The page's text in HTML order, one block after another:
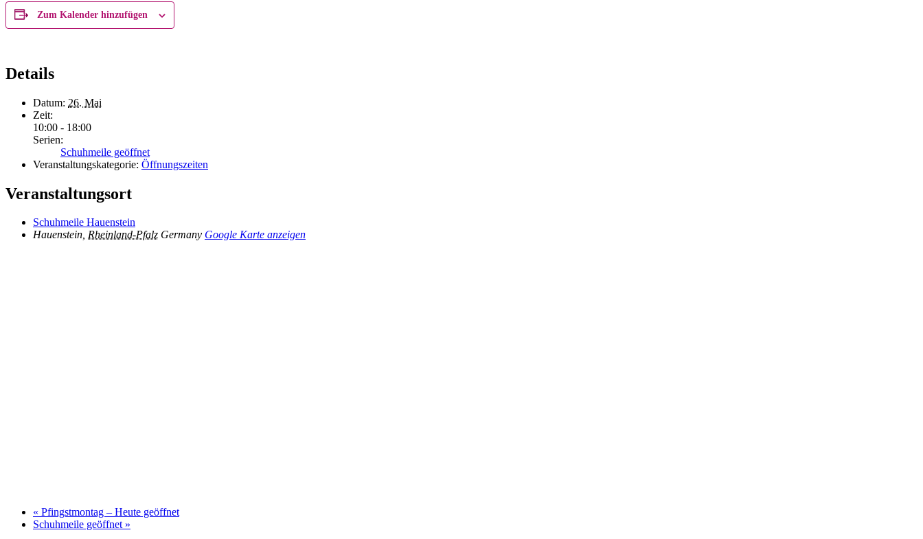
Zum Kalender hinzufügen
Details
Datum: 26. Mai
Zeit:
10:00 - 18:00
Serien:
Schuhmeile geöffnet
Veranstaltungskategorie: Öffnungszeiten
Veranstaltungsort
Schuhmeile Hauenstein
Hauenstein, Rheinland-Pfalz Germany Google Karte anzeigen
« Pfingstmontag – Heute geöffnet
Schuhmeile geöffnet »